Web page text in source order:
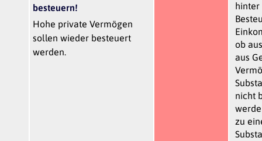
besteuern!
Hohe private Vermögen
sollen wieder besteuert
werden.
hinter
ob
aus
nicht
zu